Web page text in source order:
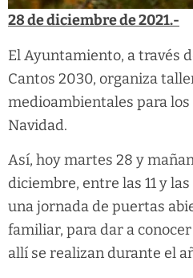
28 de diciembre de 2021.-
El Ayuntamiento, a través
Cantos 2030, organiza
medioambientales para los
Navidad.
Así, hoy martes 28 y
diciembre, entre las 11 y
una jornada de puertas
familiar, para dar a
allí se realizan durante el